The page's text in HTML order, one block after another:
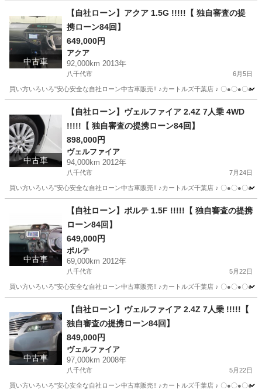
タント カートルズ
中古車
【自社ローン】アクア 1.5G !!!!!【 独自審査の提
携ローン84回】
649,000円
アクア
92,000km 2013年
八千代市 6月5日
買い方いろいろ"安心安全な自社ローン中古車販売!! ♪カートルズ千葉店 ♪ 〇●〇●〇
アクア カートルズ
中古車
【自社ローン】ヴェルファイア 2.4Z 7人乗 4WD
!!!!!【 独自審査の提携ローン84回】
898,000円
ヴェルファイア
94,000km 2012年
八千代市 7月24日
買い方いろいろ"安心安全な自社ローン中古車販売!! ♪カートルズ千葉店 ♪ 〇●〇●〇
ヴェルファイア
中古車
【自社ローン】ポルテ 1.5F !!!!!【 独自審査の提携
ローン84回】
649,000円
ポルテ
69,000km 2012年
八千代市 5月22日
買い方いろいろ"安心安全な自社ローン中古車販売!! ♪カートルズ千葉店 ♪ 〇●〇●〇
ポルテ カートルズ
中古車
【自社ローン】ヴェルファイア 2.4Z 7人乗 !!!!!【
独自審査の提携ローン84回】
849,000円
ヴェルファイア
97,000km 2008年
八千代市 5月22日
買い方いろいろ"安心安全な自社ローン中古車販売!! ♪カートルズ千葉店 ♪ 〇●〇●〇